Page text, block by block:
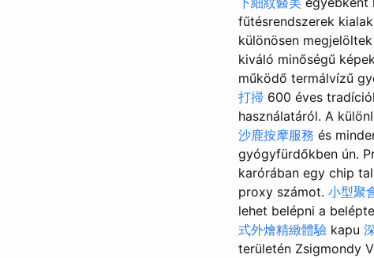
fűtésrendszerek
különösen
kiváló minőségű
működő termálvízű
打掃 600 éves
használatáról. A
沙鹿按摩服務 és
gyógyfürdőkben ún.
karórában egy chip
proxy számot. 小型聚
lehet belépni a
式外燴精緻體驗 kapu
területén Zsigmondy